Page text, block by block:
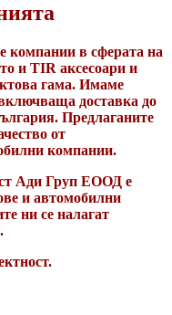
компании в сферата на
и TIR аксесоари и
гама. Имаме
доставка до
Предлаганите
от
компании.
Ади Груп ЕООД е
и автомобилни
ни се налагат